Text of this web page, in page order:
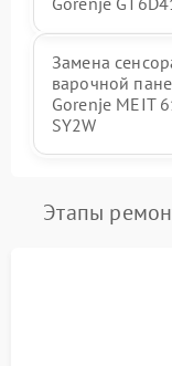
Замена
варочной
Gorenje MEIT
SY2W
Этапы